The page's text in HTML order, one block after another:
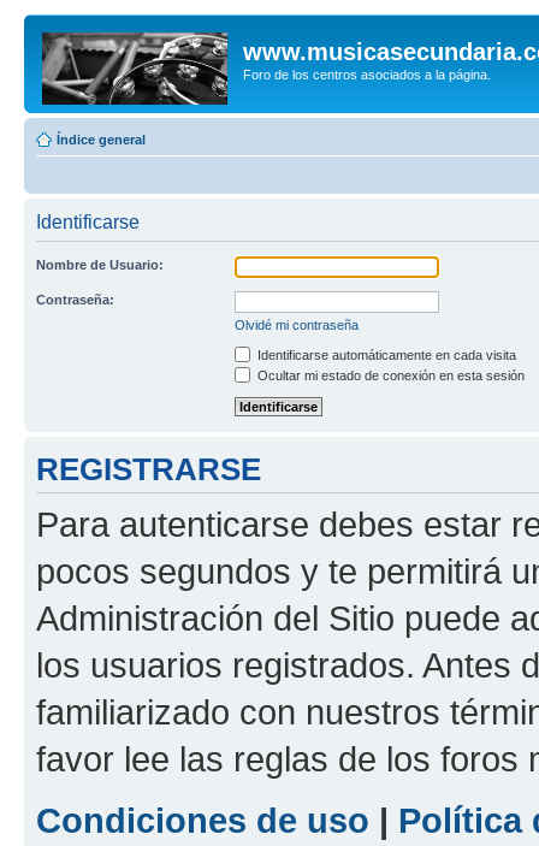
Foro de los centros asociados a la página.
Índice general
Identificarse
Nombre de Usuario:
Contraseña:
Olvidé mi contraseña
Identificarse automáticamente en cada visita
Ocultar mi estado de conexión en esta sesión
REGISTRARSE
Para autenticarse debes estar
pocos segundos y te permitirá
Administración del Sitio puede
los usuarios registrados. Antes
familiarizado con nuestros
favor lee las reglas de los foros
Condiciones de uso | Política